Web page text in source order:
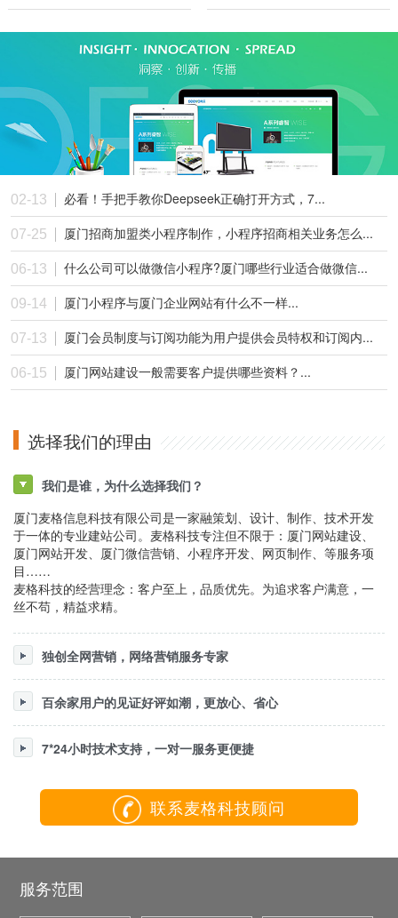
02-13 必看！手把手教你Deepseek正确打开方式，7...
07-25 厦门招商加盟类小程序制作，小程序招商相关业务怎么...
06-13 什么公司可以做微信小程序?厦门哪些行业适合做微信...
09-14 厦门小程序与厦门企业网站有什么不一样...
07-13 厦门会员制度与订阅功能为用户提供会员特权和订阅内...
06-15 厦门网站建设一般需要客户提供哪些资料？...
选择我们的理由
我们是谁，为什么选择我们？
厦门麦格信息科技有限公司是一家融策划、设计、制作、技术开发
于一体的专业建站公司。麦格科技专注但不限于：厦门网站建设、
厦门网站开发、厦门微信营销、小程序开发、网页制作、等服务项
目……
麦格科技的经营理念：客户至上，品质优先。为追求客户满意，一
丝不苟，精益求精。
独创全网营销，网络营销服务专家
百余家用户的见证好评如潮，更放心、省心
7*24小时技术支持，一对一服务更便捷
联系麦格科技顾问
服务范围